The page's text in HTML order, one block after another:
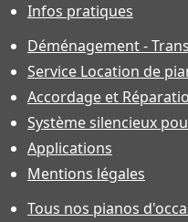
Infos pratiques
Déménagement -
Service Location de
Accordage et
Système silencieux
Applications
Mentions légales
Tous nos pianos